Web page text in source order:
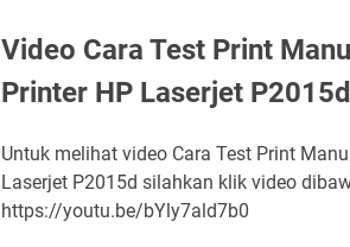
Video Cara Test Print
Printer HP Laserjet P2015d
Untuk melihat video Cara Test Print
Laserjet P2015d silahkan klik video
https://youtu.be/bYly7ald7b0